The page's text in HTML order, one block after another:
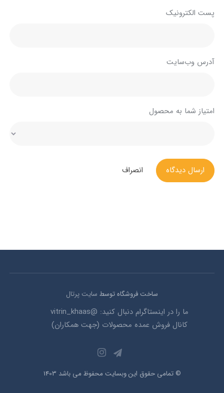
پست الکترونیک
آدرس وب‌سایت
امتیاز شما به محصول
ارسال دیدگاه انصراف
ساخت فروشگاه توسط سایت پرتال
ما را در اینستاگرام دنبال کنید: @vitrin_khaas
کانال فروش عمده محصولات (جهت همکاران)
© تمامی حقوق این وبسایت محفوظ می باشد 1403